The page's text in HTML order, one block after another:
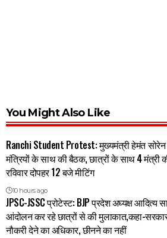
You Might Also Like
Ranchi Student Protest: मुख्यमंत्री हेमंत
मंत्रियों के साथ की बैठक, छात्रों के साथ 4 मंत्री
रविवार दोपहर 12 बजे मीटिंग
10 hours ago
JPSC-JSSC प्रोटेस्ट: BJP प्रदेश अघ्यक्ष आदित्य
आंदोलन कर रहे छात्रों से की मुलाकात,कहा-
नौकरी देने का अधिकार, छीनने का नहीं